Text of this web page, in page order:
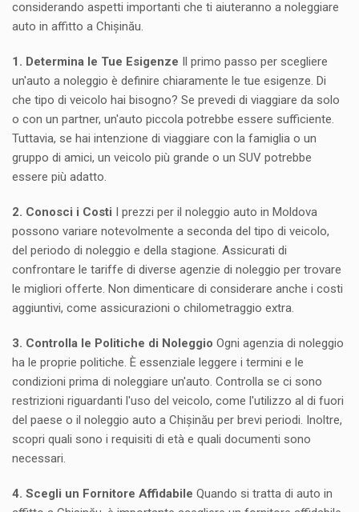
considerando aspetti importanti che ti aiuteranno a noleggiare
auto in affitto a Chișinău.
1. Determina le Tue Esigenze Il primo passo per scegliere
un'auto a noleggio è definire chiaramente le tue esigenze. Di
che tipo di veicolo hai bisogno? Se prevedi di viaggiare da solo
o con un partner, un'auto piccola potrebbe essere sufficiente.
Tuttavia, se hai intenzione di viaggiare con la famiglia o un
gruppo di amici, un veicolo più grande o un SUV potrebbe
essere più adatto.
2. Conosci i Costi I prezzi per il noleggio auto in Moldova
possono variare notevolmente a seconda del tipo di veicolo,
del periodo di noleggio e della stagione. Assicurati di
confrontare le tariffe di diverse agenzie di noleggio per trovare
le migliori offerte. Non dimenticare di considerare anche i costi
aggiuntivi, come assicurazioni o chilometraggio extra.
3. Controlla le Politiche di Noleggio Ogni agenzia di noleggio
ha le proprie politiche. È essenziale leggere i termini e le
condizioni prima di noleggiare un'auto. Controlla se ci sono
restrizioni riguardanti l'uso del veicolo, come l'utilizzo al di fuori
del paese o il noleggio auto a Chișinău per brevi periodi. Inoltre,
scopri quali sono i requisiti di età e quali documenti sono
necessari.
4. Scegli un Fornitore Affidabile Quando si tratta di auto in